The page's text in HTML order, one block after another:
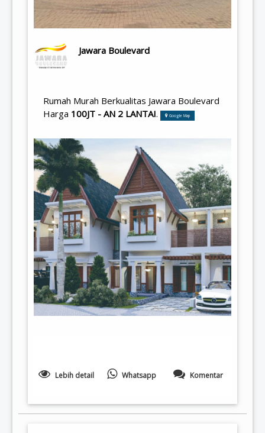
Jawara Boulevard
Rumah Murah Berkualitas Jawara Boulevard
Harga 100JT - AN 2 LANTAI. Google Map
Lebih detail Whatsapp Komentar